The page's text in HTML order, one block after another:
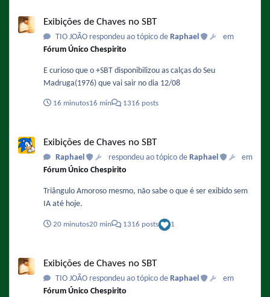
Exibições de Chaves no SBT
TIO JOÃO respondeu ao tópico de Raphael
em
Fórum Único Chespirito
E curioso que o +SBT disponibilizou as calças do Seu
Madruga(1976) que vai sair no dia 12/08
16 minutos16 min 1316 posts
Exibições de Chaves no SBT
Raphael respondeu ao tópico de Raphael
em
Fórum Único Chespirito
Triângulo Amoroso mesmo, não sabe o que é ser exibido sem
IA até hoje.
20 minutos20 min 1316 posts 1
Exibições de Chaves no SBT
TIO JOÃO respondeu ao tópico de Raphael
em
Fórum Único Chespirito